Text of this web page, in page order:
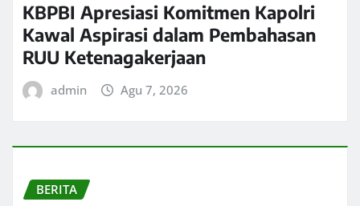
KBPBI Apresiasi Komitmen Kapolri
Kawal Aspirasi dalam Pembahasan
RUU Ketenagakerjaan
admin Agu 7, 2026
BERITA